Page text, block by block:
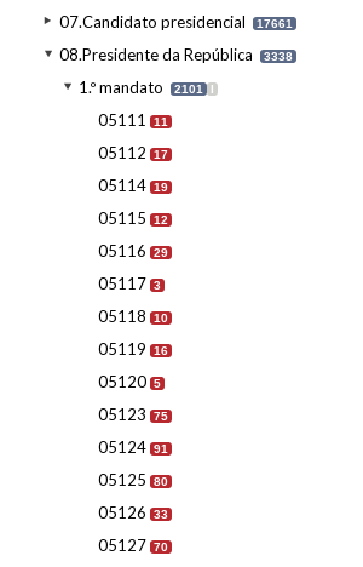
07.Candidato presidencial 17661
08.Presidente da República 3338
1.º mandato 2101 I
05111 11
05112 17
05114 19
05115 12
05116 29
05117 3
05118 10
05119 16
05120 5
05123 75
05124 91
05125 80
05126 33
05127 70